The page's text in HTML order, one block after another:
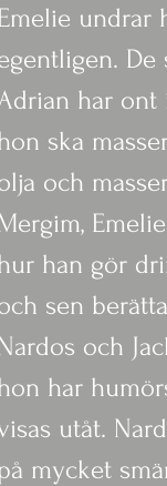
undrar
har ont
ska
och
han gör
sen
och
har
utåt.
mycket